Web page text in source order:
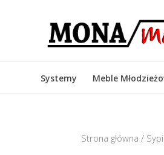
Systemy Meble
Strona główna /